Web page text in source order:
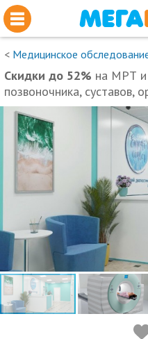
< Медицинское
Скидки до 52% на МРТ и
позвоночника, суставов,